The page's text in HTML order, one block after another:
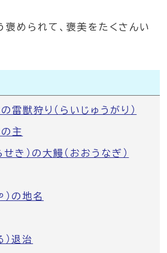
褒められて、褒美をたくさんい
雷獣狩り（らいじゅうがり）
の主
き）の大鰻（おおうなぎ）
）の地名
）退治